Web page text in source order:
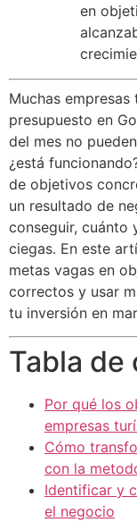
en
Muchas
presupuesto en
del mes no
¿está
de objetivos
un resultado de
conseguir, cuánto
ciegas. En este
metas vagas en
correctos y usar
tu inversión en
Tabla de
Por qué los
empresas
Cómo
con la
Identificar y
el negocio